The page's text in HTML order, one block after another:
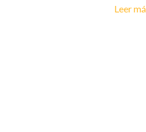
Leer